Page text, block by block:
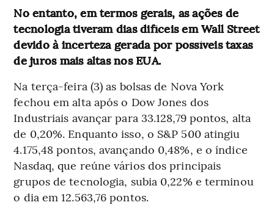
No entanto, em termos gerais, as ações de
tecnologia tiveram dias difíceis em Wall Street
devido à incerteza gerada por possíveis taxas
de juros mais altas nos EUA.
Na terça-feira (3) as bolsas de Nova York
fechou em alta após o Dow Jones dos
Industriais avançar para 33.128,79 pontos, alta
de 0,20%. Enquanto isso, o S&P 500 atingiu
4.175,48 pontos, avançando 0,48%, e o índice
Nasdaq, que reúne vários dos principais
grupos de tecnologia, subia 0,22% e terminou
o dia em 12.563,76 pontos.